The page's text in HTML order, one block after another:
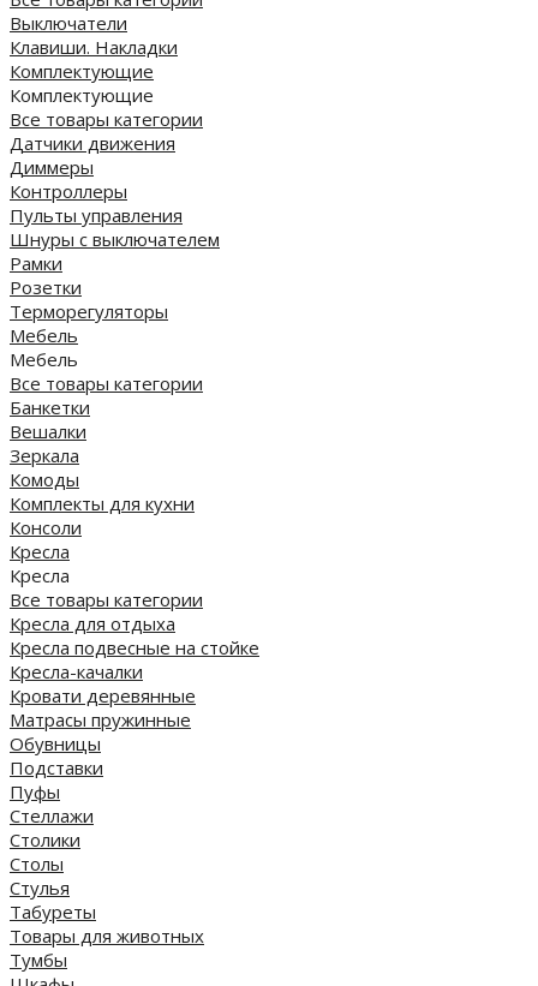
Выключатели
Клавиши. Накладки
Комплектующие
Комплектующие
Все товары категории
Датчики движения
Диммеры
Контроллеры
Пульты управления
Шнуры с выключателем
Рамки
Розетки
Терморегуляторы
Мебель
Мебель
Все товары категории
Банкетки
Вешалки
Зеркала
Комоды
Комплекты для кухни
Консоли
Кресла
Кресла
Все товары категории
Кресла для отдыха
Кресла подвесные на стойке
Кресла-качалки
Кровати деревянные
Матрасы пружинные
Обувницы
Подставки
Пуфы
Стеллажи
Столики
Столы
Стулья
Табуреты
Товары для животных
Тумбы